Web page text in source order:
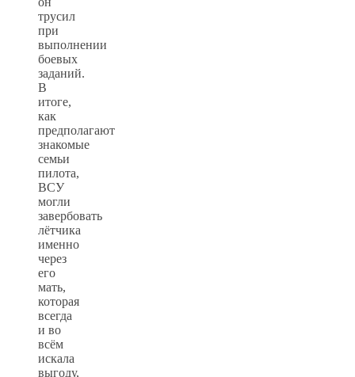
трусил
при
выполнении
боевых
заданий.
В
итоге,
как
предполагают
знакомые
семьи
пилота,
ВСУ
могли
завербовать
лётчика
именно
через
его
мать,
которая
всегда
и во
всём
искала
выгоду,